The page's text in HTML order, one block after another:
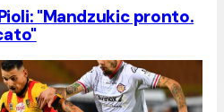
"Mandzukic pronto.